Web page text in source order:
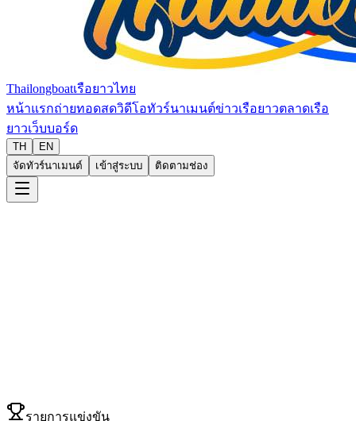
Thailongboatเรือยาวไทย
หน้าแรกถ่ายทอดสดวิดีโอทัวร์นาเมนต์ข่าวเรือยาวตลาดเรือ
ยาวเว็บบอร์ด
TH
EN
จัดทัวร์นาเมนต์
เข้าสู่ระบบ ติดตามช่อง
รายการแข่งขัน